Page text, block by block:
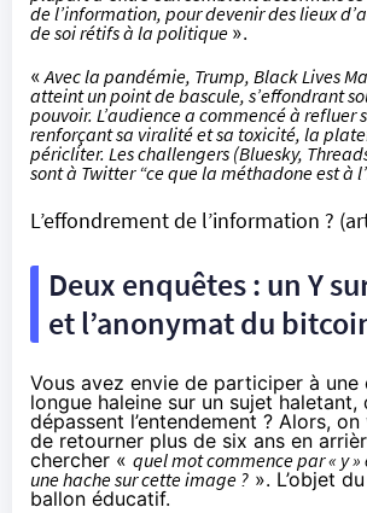
de l’information, pour devenir des lieux
de soi rétifs à la politique ».
«Avec la pandémie, Trump, Black Lives
atteint un point de bascule, s’effondrant
pouvoir. L’audience a commencé à refluer
renforçant sa viralité et sa toxicité, la
péricliter. Les challengers (Bluesky,
sont à Twitter “ce que la méthadone est à
L’effondrement de l’information ?
Deux enquêtes : un Y
et l’anonymat du
Vous avez envie de participer à une
longue haleine sur un sujet haletant,
dépassent l’entendement ? Alors,
de retourner plus de six ans en
chercher « quel mot commence par « y »
une hache sur cette image ? ». L’objet
ballon éducatif.